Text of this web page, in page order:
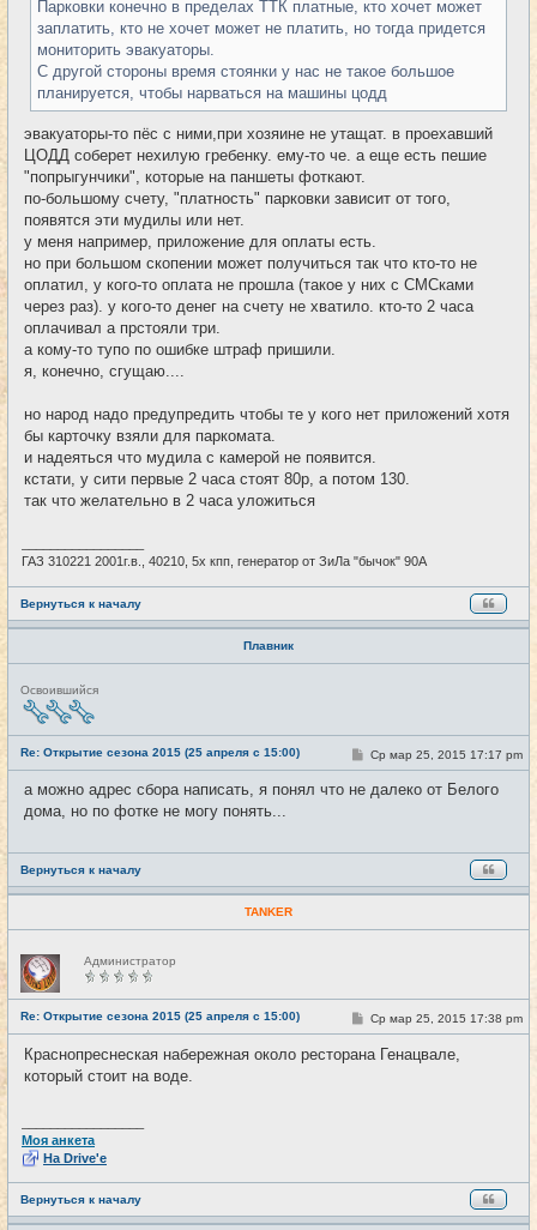
н
е
Парковки конечно в пределах ТТК платные, кто хочет может
заплатить, кто не хочет может не платить, но тогда придется
мониторить эвакуаторы.
С другой стороны время стоянки у нас не такое большое
планируется, чтобы нарваться на машины цодд
эвакуаторы-то пёс с ними,при хозяине не утащат. в проехавший
ЦОДД соберет нехилую гребенку. ему-то че. а еще есть пешие
"попрыгунчики", которые на паншеты фоткают.
по-большому счету, "платность" парковки зависит от того,
появятся эти мудилы или нет.
у меня например, приложение для оплаты есть.
но при большом скопении может получиться так что кто-то не
оплатил, у кого-то оплата не прошла (такое у них с СМСками
через раз). у кого-то денег на счету не хватило. кто-то 2 часа
оплачивал а прстояли три.
а кому-то тупо по ошибке штраф пришили.
я, конечно, сгущаю....
но народ надо предупредить чтобы те у кого нет приложений хотя
бы карточку взяли для паркомата.
и надеяться что мудила с камерой не появится.
кстати, у сити первые 2 часа стоят 80р, а потом 130.
так что желательно в 2 часа уложиться
ГАЗ 310221 2001г.в., 40210, 5х кпп, генератор от ЗиЛа "бычок" 90А
Вернуться к началу
Плавник
Н
е
в
т
и
Освоившийся
Re: Открытие сезона 2015 (25 апреля с 15:00) #13
С
о
б
и
Ср мар 25, 2015 17:17 pm
а можно адрес сбора написать, я понял что не далеко от Белого
дома, но по фотке не могу понять...
Вернуться к началу
TANKER
Н
е
в
с
е
Администратор
Re: Открытие сезона 2015 (25 апреля с 15:00) #14
С
о
б
Ср мар 25, 2015 17:38 pm
Краснопреснеская набережная около ресторана Генацвале,
который стоит на воде.
Моя анкета
На Drive'e
Вернуться к началу